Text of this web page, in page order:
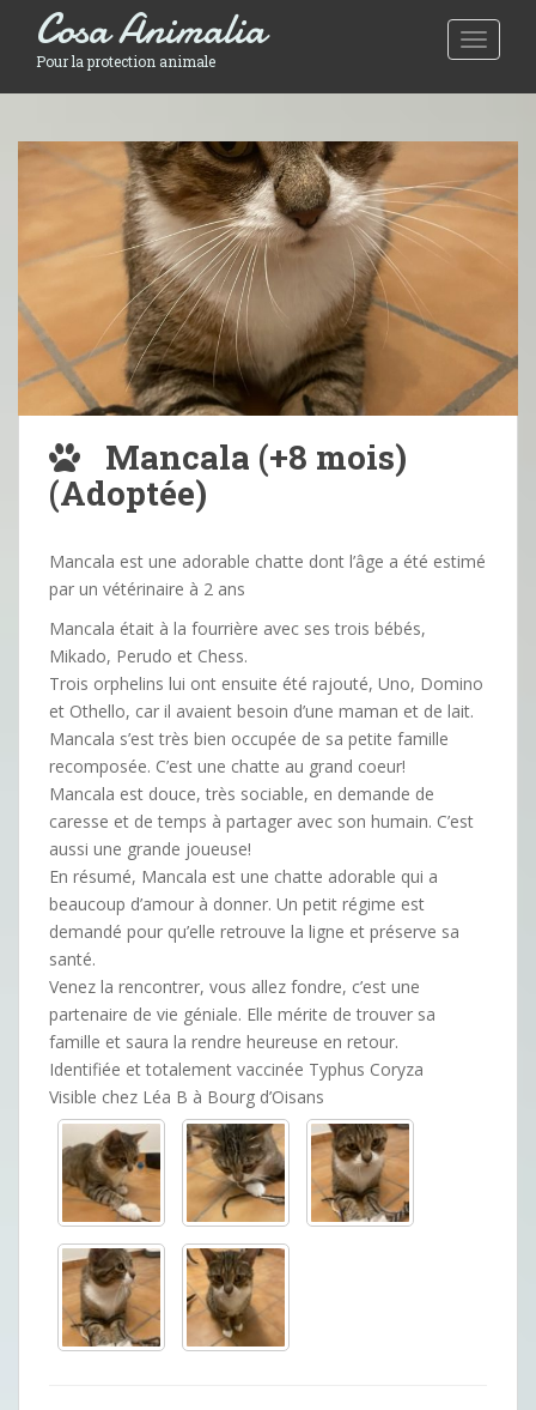
Toggle
Cosa Animalia
Pour la protection animale
Mancala (+8 mois)
(Adoptée)
Mancala est une adorable chatte dont l’âge a été estimé
par un vétérinaire à 2 ans
Mancala était à la fourrière avec ses trois bébés,
Mikado, Perudo et Chess.
Trois orphelins lui ont ensuite été rajouté, Uno, Domino
et Othello, car il avaient besoin d’une maman et de lait.
Mancala s’est très bien occupée de sa petite famille
recomposée. C’est une chatte au grand coeur!
Mancala est douce, très sociable, en demande de
caresse et de temps à partager avec son humain. C’est
aussi une grande joueuse!
En résumé, Mancala est une chatte adorable qui a
beaucoup d’amour à donner. Un petit régime est
demandé pour qu’elle retrouve la ligne et préserve sa
santé.
Venez la rencontrer, vous allez fondre, c’est une
partenaire de vie géniale. Elle mérite de trouver sa
famille et saura la rendre heureuse en retour.
Identifiée et totalement vaccinée Typhus Coryza
Visible chez Léa B à Bourg d’Oisans